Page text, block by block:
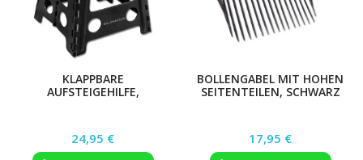
KLAPPBARE
AUFSTEIGEHILFE,
Preis
24,95 €
BOLLENGABEL MIT HOHEN
SEITENTEILEN, SCHWARZ
Preis
17,95 €